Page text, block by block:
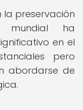
la preservación
mundial ha
en el
pero
abordarse de